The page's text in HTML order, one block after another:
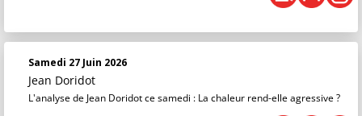
Samedi 27 Juin 2026
Jean Doridot
L'analyse de Jean Doridot ce samedi : La chaleur rend-elle agressive ?